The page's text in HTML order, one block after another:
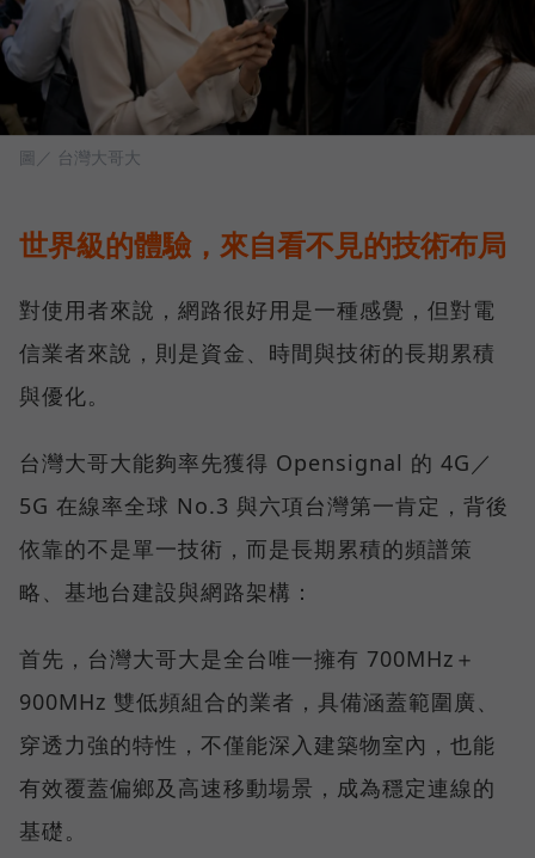
圖／ 台灣大哥大
世界級的體驗，來自看不見的技術布局
對使用者來說，網路很好用是一種感覺，但對電
信業者來說，則是資金、時間與技術的長期累積
與優化。
台灣大哥大能夠率先獲得 Opensignal 的 4G／
5G 在線率全球 No.3 與六項台灣第一肯定，背後
依靠的不是單一技術，而是長期累積的頻譜策
略、基地台建設與網路架構：
首先，台灣大哥大是全台唯一擁有 700MHz＋
900MHz 雙低頻組合的業者，具備涵蓋範圍廣、
穿透力強的特性，不僅能深入建築物室內，也能
有效覆蓋偏鄉及高速移動場景，成為穩定連線的
基礎。